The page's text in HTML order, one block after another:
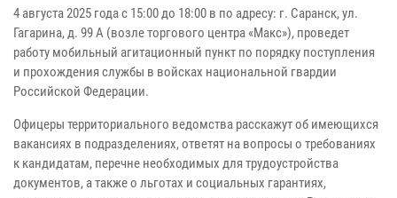
4 августа 2025 года с 15:00 до 18:00 в по адресу: г. Саранск, ул.
Гагарина, д. 99 А (возле торгового центра «Макс»), проведет
работу мобильный агитационный пункт по порядку поступления
и прохождения службы в войсках национальной гвардии
Российской Федерации.
Офицеры территориального ведомства расскажут об имеющихся
вакансиях в подразделениях, ответят на вопросы о требованиях
к кандидатам, перечне необходимых для трудоустройства
документов, а также о льготах и социальных гарантиях,